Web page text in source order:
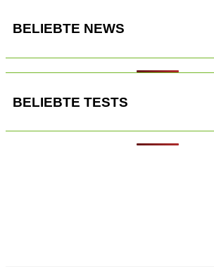
BELIEBTE NEWS
BELIEBTE TESTS